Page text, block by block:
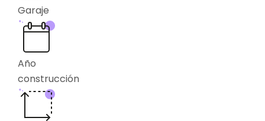
Garaje
Año
construcción